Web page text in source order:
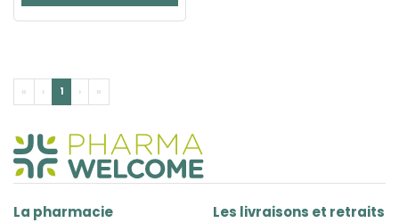
« ‹ 1 › »
La pharmacie Les livraisons et retraits